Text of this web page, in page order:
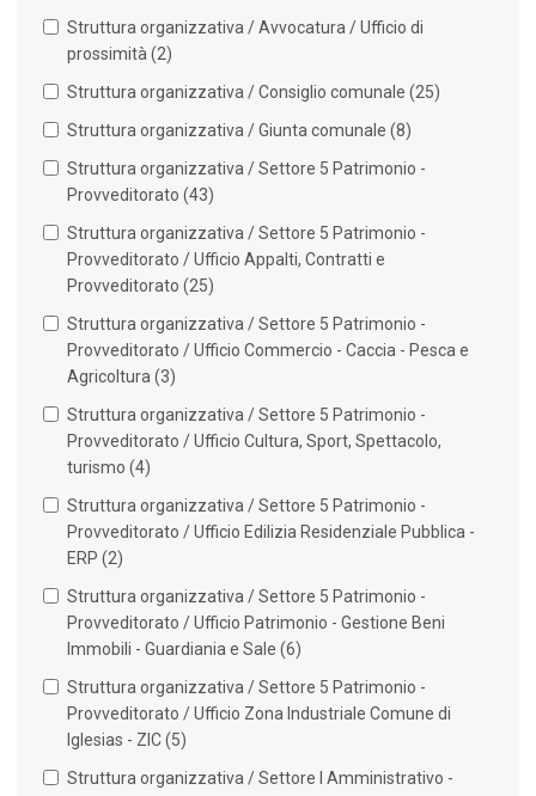
Struttura organizzativa / Avvocatura / Ufficio di
prossimità (2)
Struttura organizzativa / Consiglio comunale (25)
Struttura organizzativa / Giunta comunale (8)
Struttura organizzativa / Settore 5 Patrimonio -
Provveditorato (43)
Struttura organizzativa / Settore 5 Patrimonio -
Provveditorato / Ufficio Appalti, Contratti e
Provveditorato (25)
Struttura organizzativa / Settore 5 Patrimonio -
Provveditorato / Ufficio Commercio - Caccia - Pesca e
Agricoltura (3)
Struttura organizzativa / Settore 5 Patrimonio -
Provveditorato / Ufficio Cultura, Sport, Spettacolo,
turismo (4)
Struttura organizzativa / Settore 5 Patrimonio -
Provveditorato / Ufficio Edilizia Residenziale Pubblica -
ERP (2)
Struttura organizzativa / Settore 5 Patrimonio -
Provveditorato / Ufficio Patrimonio - Gestione Beni
Immobili - Guardiania e Sale (6)
Struttura organizzativa / Settore 5 Patrimonio -
Provveditorato / Ufficio Zona Industriale Comune di
Iglesias - ZIC (5)
Struttura organizzativa / Settore I Amministrativo -